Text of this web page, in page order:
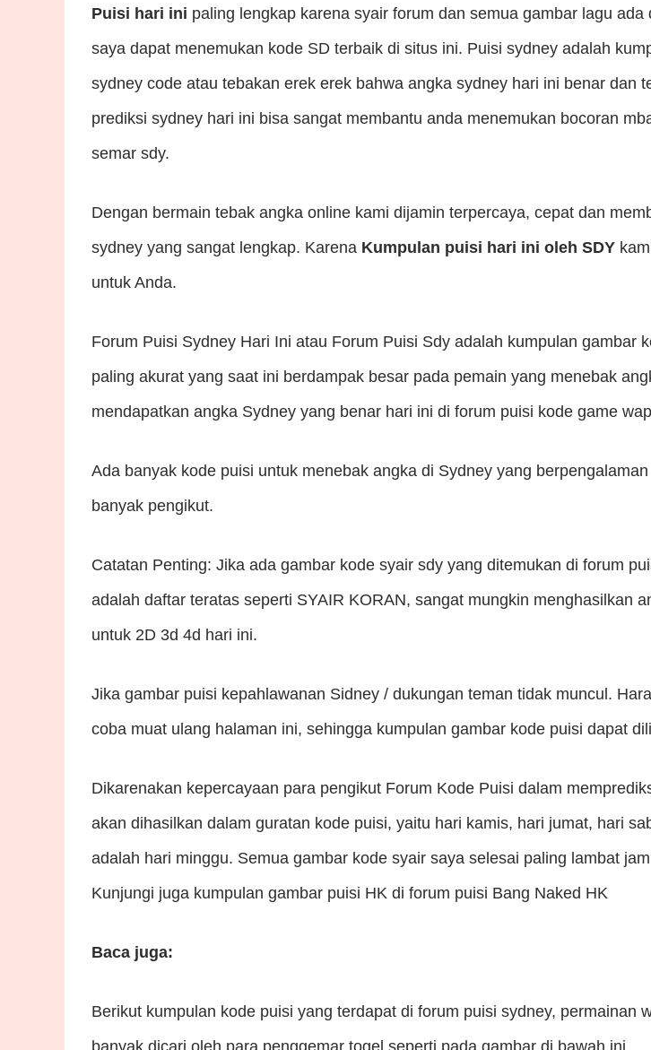
Puisi hari ini paling lengkap karena syair forum dan semua gambar lagu ada
saya dapat menemukan kode SD terbaik di situs ini. Puisi sydney adalah
sydney code atau tebakan erek erek bahwa angka sydney hari ini benar dan
prediksi sydney hari ini bisa sangat membantu anda menemukan bocoran
semar sdy.
Dengan bermain tebak angka online kami dijamin terpercaya, cepat dan
sydney yang sangat lengkap. Karena Kumpulan puisi hari ini oleh SDY
untuk Anda.
Forum Puisi Sydney Hari Ini atau Forum Puisi Sdy adalah kumpulan gambar
paling akurat yang saat ini berdampak besar pada pemain yang menebak
mendapatkan angka Sydney yang benar hari ini di forum puisi kode game
Ada banyak kode puisi untuk menebak angka di Sydney yang
banyak pengikut.
Catatan Penting: Jika ada gambar kode syair sdy yang ditemukan di forum
adalah daftar teratas seperti SYAIR KORAN, sangat mungkin menghasilkan
untuk 2D 3d 4d hari ini.
Jika gambar puisi kepahlawanan Sidney / dukungan teman tidak muncul.
coba muat ulang halaman ini, sehingga kumpulan gambar kode puisi dapat
Dikarenakan kepercayaan para pengikut Forum Kode Puisi dalam
akan dihasilkan dalam guratan kode puisi, yaitu hari kamis, hari jumat, hari
adalah hari minggu. Semua gambar kode syair saya selesai paling lambat
Kunjungi juga kumpulan gambar puisi HK di forum puisi Bang Naked HK
Baca juga:
Berikut kumpulan kode puisi yang terdapat di forum puisi sydney, permainan
banyak dicari oleh para penggemar togel seperti pada gambar di bawah ini.